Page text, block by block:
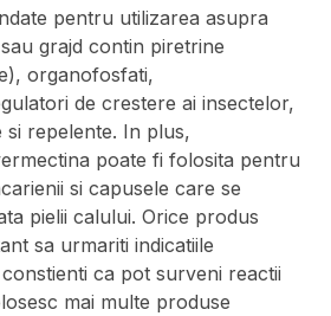
pentru utilizarea asupra
grajd contin piretrine
organofosfati,
de crestere ai insectelor,
si repelente. In plus,
poate fi folosita pentru
si capusele care se
pielii calului. Orice produs
sa urmariti indicatiile
ca pot surveni reactii
mai multe produse